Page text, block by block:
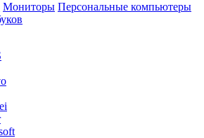
Мониторы Персональные компьютеры